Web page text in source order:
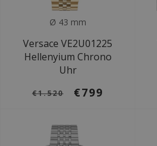
Ø 43 mm
Versace VE2U01225
Hellenyium Chrono
Uhr
€1.520 €799